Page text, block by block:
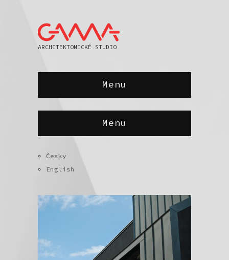
ARCHITEKTONICKÉ STUDIO
Menu
Menu
Česky
English